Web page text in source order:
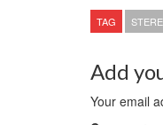
TAG
Add
Your email